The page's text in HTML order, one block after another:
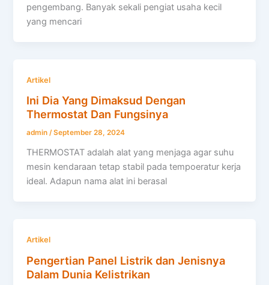
pengembang. Banyak sekali pengiat usaha kecil
yang mencari
Artikel
Ini Dia Yang Dimaksud Dengan
Thermostat Dan Fungsinya
admin/September 28, 2024
THERMOSTAT adalah alat yang menjaga agar suhu
mesin kendaraan tetap stabil pada tempoeratur kerja
ideal. Adapun nama alat ini berasal
Artikel
Pengertian Panel Listrik dan Jenisnya
Dalam Dunia Kelistrikan